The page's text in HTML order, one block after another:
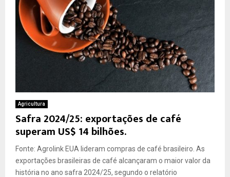
Agricultura
Safra 2024/25: exportações de café
superam US$ 14 bilhões.
Fonte: Agrolink EUA lideram compras de café brasileiro. As
exportações brasileiras de café alcançaram o maior valor da
história no ano safra 2024/25, segundo o relatório